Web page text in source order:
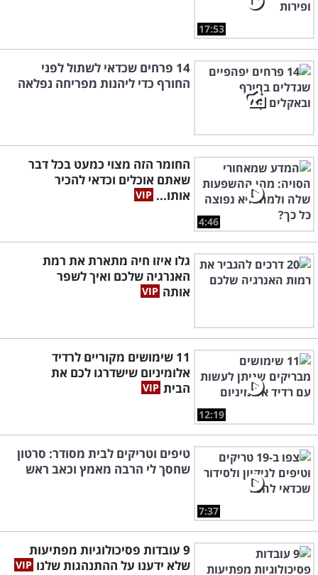
17:53
14 פרחים שכדאי לשתול לפני
החורף כדי ליהנות מפריחה נפלאה
4:46
החומר הזה מצוי כמעט בכל דבר
שאתם אוכלים וכדאי להכיר
אותו...
גלו איזו חיה מתארת את רמת
האנרגיה שלכם ואיך לשפר
אותה
12:19
11 שימושים מקוריים לרדיד
אלומיניום שישדרגו לכם את
הבית
7:37
טיפים וטריקים לבית מסודר: סרטון
שחסך לי הרבה מאמץ וכאב ראש
9 עובדות פסיכולוגיות מפתיעות
שלא ידענו על ההתנהגות שלנו